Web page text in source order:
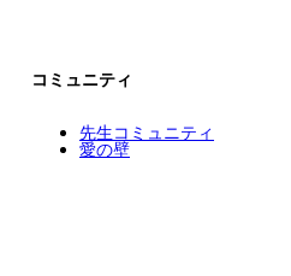
コミュニティ
先生コミュニティ
愛の壁